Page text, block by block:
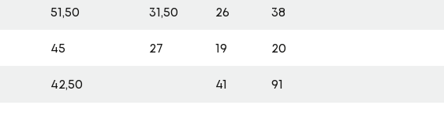
51,50 31,50 26 38
45 27 19 20
42,50 41 91